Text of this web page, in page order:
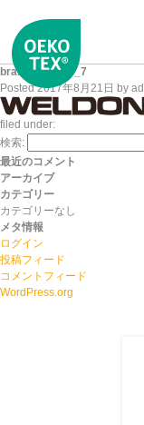
brand_logo_t3_7
Posted2017年8月21日 by
filed under:
検索:
最近のコメント
アーカイブ
カテゴリー
カテゴリーなし
メタ情報
ログイン
投稿フィード
コメントフィード
WordPress.org